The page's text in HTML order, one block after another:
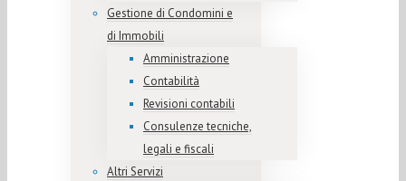
Gestione di Condomini e
di Immobili
Amministrazione
Contabilità
Revisioni contabili
Consulenze tecniche,
legali e fiscali
Altri Servizi